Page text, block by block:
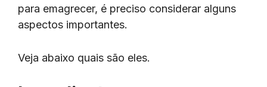
para emagrecer, é preciso considerar alguns
aspectos importantes.
Veja abaixo quais são eles.